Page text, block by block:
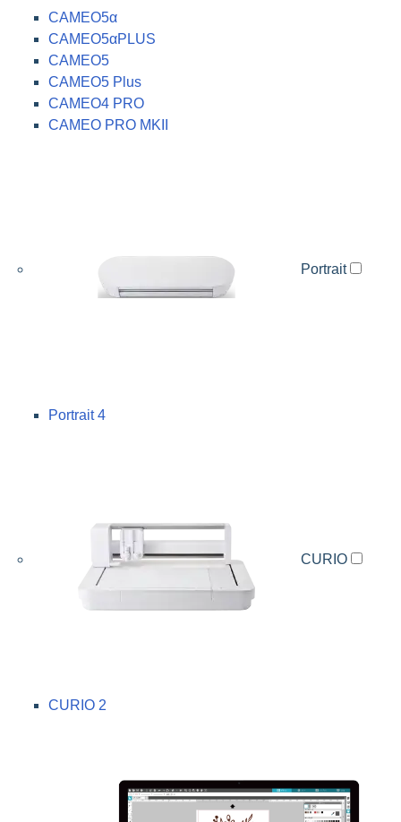
CAMEO5α
CAMEO5αPLUS
CAMEO5
CAMEO5 Plus
CAMEO4 PRO
CAMEO PRO MKII
Portrait
Portrait 4
CURIO
CURIO 2